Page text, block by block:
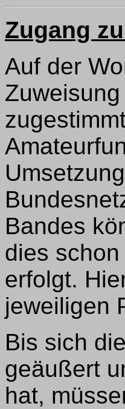
Zugang
Auf der
Bandes
dies
erfolgt.
jeweiligen
Bis sich
geäußert
hat,